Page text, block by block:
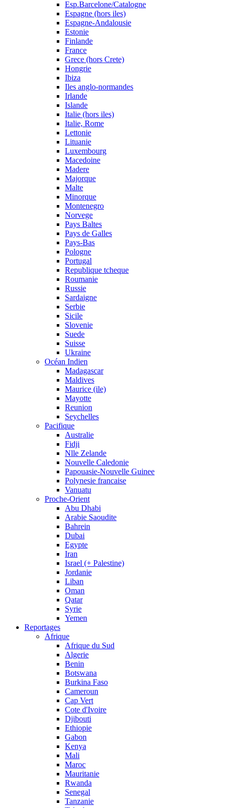
Esp.Barcelone/Catalogne
Espagne (hors iles)
Espagne-Andalousie
Estonie
Finlande
France
Grece (hors Crete)
Hongrie
Ibiza
Iles anglo-normandes
Irlande
Islande
Italie (hors iles)
Italie, Rome
Lettonie
Lituanie
Luxembourg
Macedoine
Madere
Majorque
Malte
Minorque
Montenegro
Norvege
Pays Baltes
Pays de Galles
Pays-Bas
Pologne
Portugal
Republique tcheque
Roumanie
Russie
Sardaigne
Serbie
Sicile
Slovenie
Suede
Suisse
Ukraine
Océan Indien
Madagascar
Maldives
Maurice (ile)
Mayotte
Reunion
Seychelles
Pacifique
Australie
Fidji
Nlle Zelande
Nouvelle Caledonie
Papouasie-Nouvelle Guinee
Polynesie francaise
Vanuatu
Proche-Orient
Abu Dhabi
Arabie Saoudite
Bahrein
Dubai
Egypte
Iran
Israel (+ Palestine)
Jordanie
Liban
Oman
Qatar
Syrie
Yemen
Reportages
Afrique
Afrique du Sud
Algerie
Benin
Botswana
Burkina Faso
Cameroun
Cap Vert
Cote d'Ivoire
Djibouti
Ethiopie
Gabon
Kenya
Mali
Maroc
Mauritanie
Rwanda
Senegal
Tanzanie